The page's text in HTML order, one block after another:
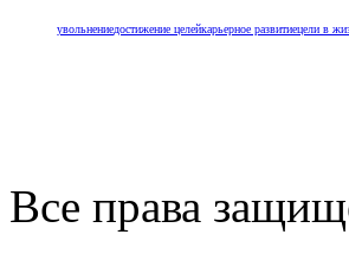
увольнениедостижение целейкарьерное развитиецели в
Все права